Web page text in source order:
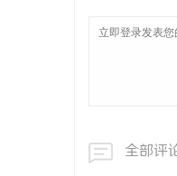
全部评